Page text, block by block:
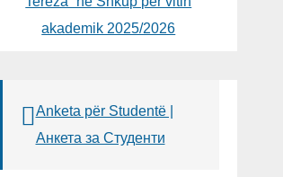
akademik 2025/2026
Anketa për Studentë |
Анкета за Студенти